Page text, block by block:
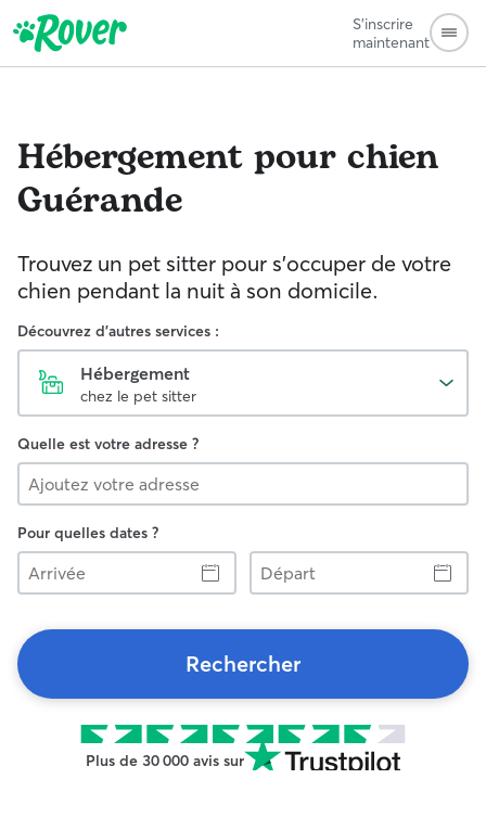
S'inscrire
maintenant
Hébergement pour chien
Guérande
Trouvez un pet sitter pour s'occuper de votre
chien pendant la nuit à son domicile.
Découvrez d'autres services :
Hébergement
chez le pet sitter
Quelle est votre adresse ?
Pour quelles dates ?
Arrivée
Départ
Rechercher
Plus de 30 000 avis sur